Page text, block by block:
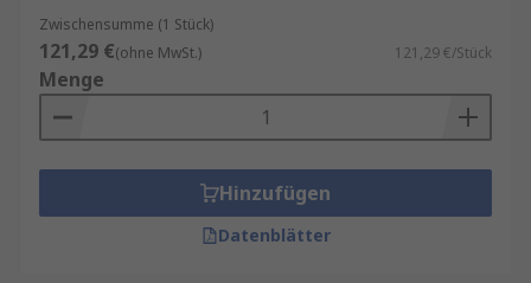
Zwischensumme (1 Stück)
121,29 €(ohne MwSt.) 121,29 €/Stück
Menge
Hinzufügen
Datenblätter